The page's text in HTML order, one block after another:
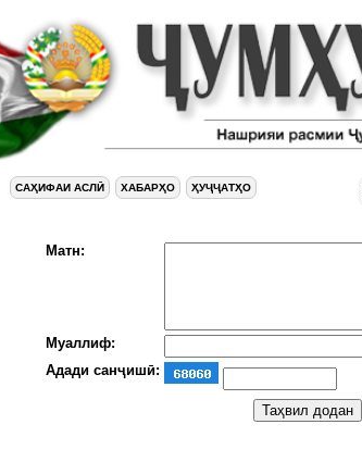
САҲИФАИ АСЛӢ ХАБАРҲО ҲУҶҶАТҲО
Матн:
Муаллиф:
Адади санҷишӣ: